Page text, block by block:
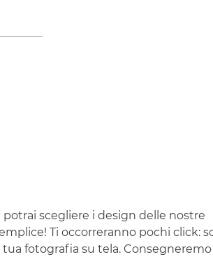
potrai scegliere i design delle nostre
Ti occorreranno pochi click:
fotografia su tela. Consegneremo